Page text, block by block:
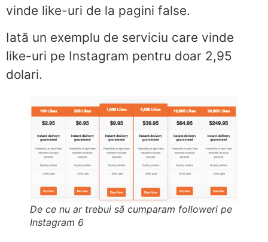
vinde like-uri de la pagini false.
Iată un exemplu de serviciu care vinde
like-uri pe Instagram pentru doar 2,95
dolari.
De ce nu ar trebui să cumparam followeri pe
Instagram 6